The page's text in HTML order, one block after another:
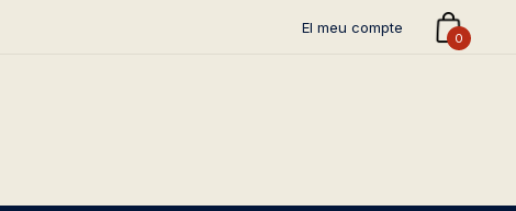
El meu compte
0